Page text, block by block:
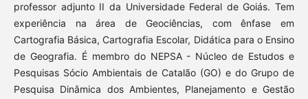
professor adjunto II da Universidade Federal de Goiás. Tem
experiência na área de Geociências, com ênfase em
Cartografia Básica, Cartografia Escolar, Didática para o Ensino
de Geografia. É membro do NEPSA - Núcleo de Estudos e
Pesquisas Sócio Ambientais de Catalão (GO) e do Grupo de
Pesquisa Dinâmica dos Ambientes, Planejamento e Gestão